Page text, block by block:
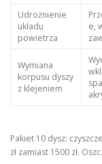
Udrożnienie
układu
powietrza
e,
Wymiana
korpusu dyszy
z klejeniem
Pakiet 10 dysz:
zł zamiast 1500 zł.